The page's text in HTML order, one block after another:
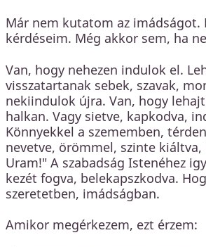
Már nem kutatom az imádságot.
kérdéseim. Még akkor sem, ha
Van, hogy nehezen indulok el.
visszatartanak sebek, szavak,
nekiindulok újra. Van, hogy
halkan. Vagy sietve, kapkodva,
Könnyekkel a szememben,
nevetve, örömmel, szinte kiáltva,
Uram!" A szabadság Istenéhez
kezét fogva, belekapszkodva.
szeretetben, imádságban.
Amikor megérkezem, ezt érzem: